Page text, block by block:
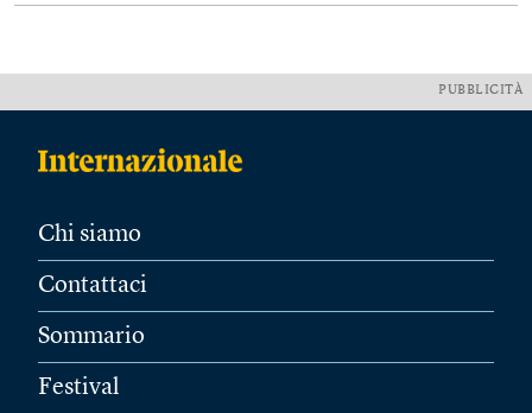
PUBBLICITÀ
Chi siamo
Contattaci
Sommario
Festival